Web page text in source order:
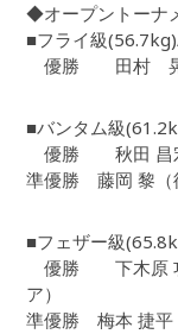
◆オープントーナ
■フライ級
優勝 田村 晃（
■バンタム級
優勝 秋田 昌宏
準優勝 藤岡 黎（
■フェザー級
優勝 下木原 功
ア）
準優勝 梅本 捷平